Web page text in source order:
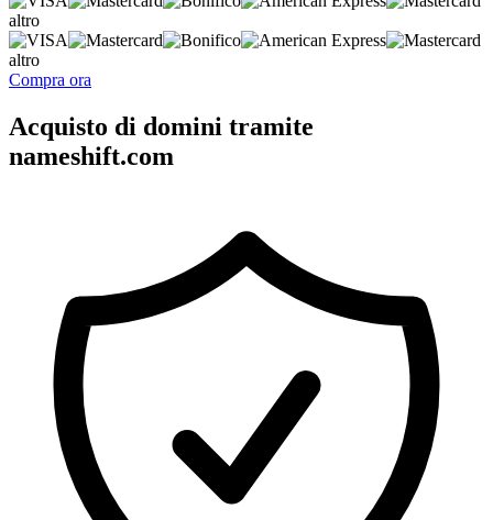
altro
altro
Compra ora
Acquisto di domini tramite
nameshift.com